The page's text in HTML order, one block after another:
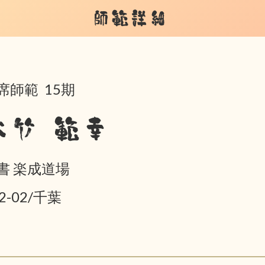
師範詳細
師範 15期
竹 範幸
楽成道場
02/千葉